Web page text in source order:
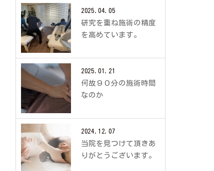
2025.04.05
研究を重ね施術の精度
を高めています。
2025.01.21
何故９０分の施術時間
なのか
2024.12.07
当院を見つけて頂きあ
りがとうございます。